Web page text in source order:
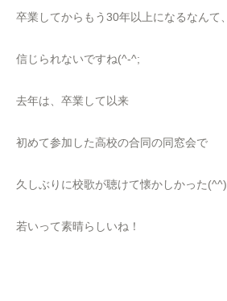
卒業してからもう30年以上になるなんて、
信じられないですね(^-^;
去年は、卒業して以来
初めて参加した高校の合同の同窓会で
久しぶりに校歌が聴けて懐かしかった(^^)
若いって素晴らしいね！